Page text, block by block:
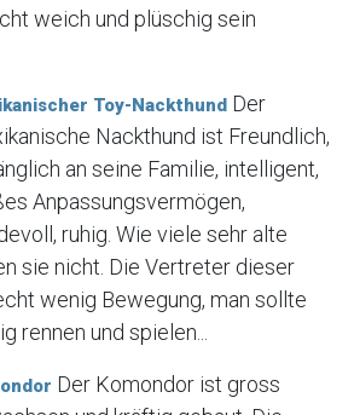
weich und plüschig sein
Toy-Nackthund Der
Nackthund ist Freundlich,
an seine Familie, intelligent,
Anpassungsvermögen,
ruhig. Wie viele sehr alte
sie nicht. Die Vertreter dieser
wenig Bewegung, man sollte
rennen und spielen...
Der Komondor ist gross